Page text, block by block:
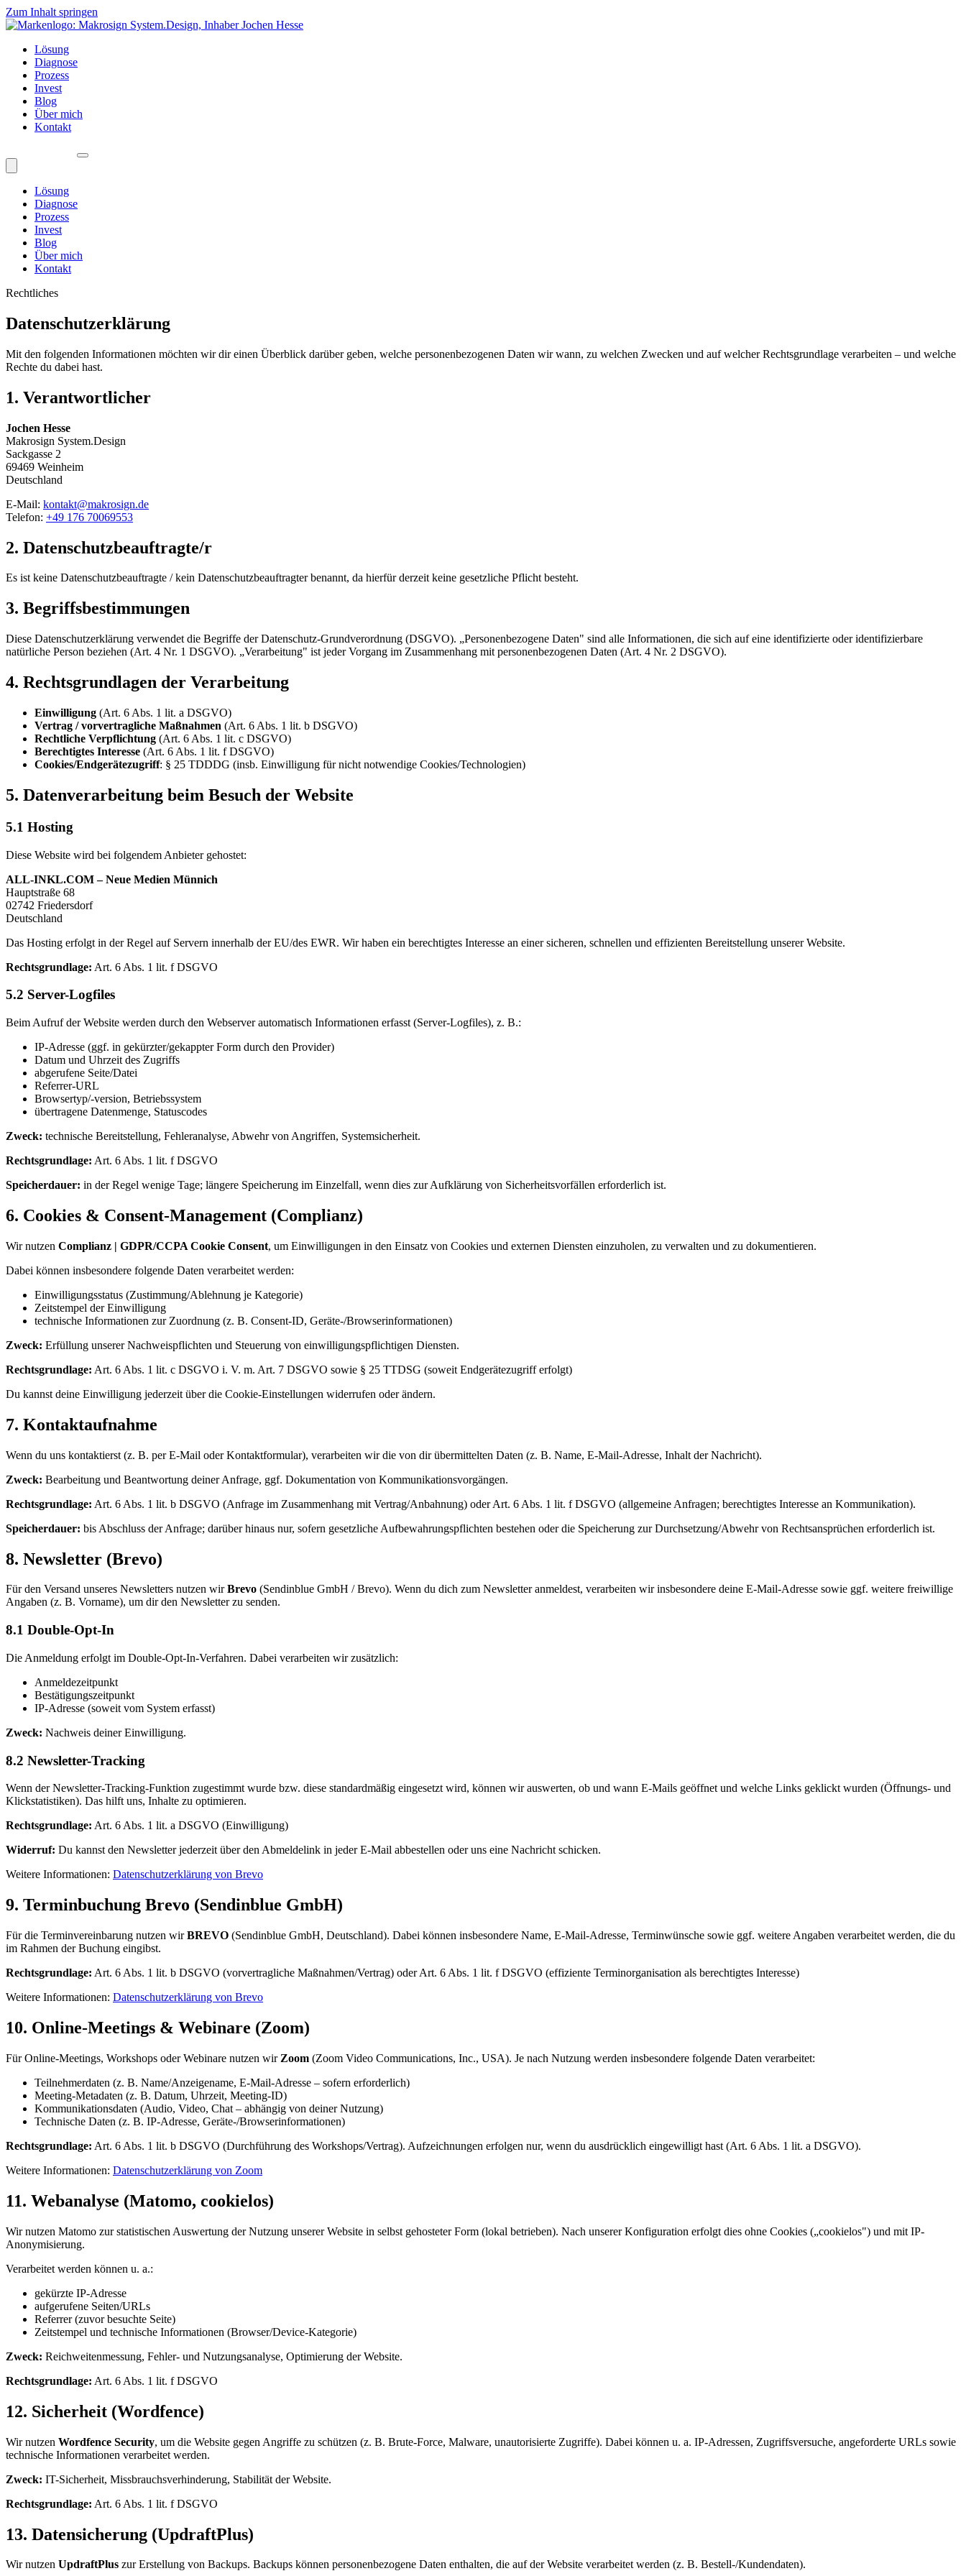
Zum Inhalt springen
Lösung
Diagnose
Prozess
Invest
Blog
Über mich
Kontakt
Lösung
Diagnose
Prozess
Invest
Blog
Über mich
Kontakt
Rechtliches
Datenschutzerklärung
Mit den folgenden Informationen möchten wir dir einen Überblick darüber geben, welche personenbezogenen Daten wir wann, zu welchen Zwecken und auf welcher Rechtsgrundlage verarbeiten – und welche
Rechte du dabei hast.
1. Verantwortlicher
Jochen Hesse
Makrosign System.Design
Sackgasse 2
69469 Weinheim
Deutschland
E-Mail: kontakt@makrosign.de
Telefon: +49 176 70069553
2. Datenschutzbeauftragte/r
Es ist keine Datenschutzbeauftragte / kein Datenschutzbeauftragter benannt, da hierfür derzeit keine gesetzliche Pflicht besteht.
3. Begriffsbestimmungen
Diese Datenschutzerklärung verwendet die Begriffe der Datenschutz-Grundverordnung (DSGVO). „Personenbezogene Daten" sind alle Informationen, die sich auf eine identifizierte oder identifizierbare
natürliche Person beziehen (Art. 4 Nr. 1 DSGVO). „Verarbeitung" ist jeder Vorgang im Zusammenhang mit personenbezogenen Daten (Art. 4 Nr. 2 DSGVO).
4. Rechtsgrundlagen der Verarbeitung
Einwilligung (Art. 6 Abs. 1 lit. a DSGVO)
Vertrag / vorvertragliche Maßnahmen (Art. 6 Abs. 1 lit. b DSGVO)
Rechtliche Verpflichtung (Art. 6 Abs. 1 lit. c DSGVO)
Berechtigtes Interesse (Art. 6 Abs. 1 lit. f DSGVO)
Cookies/Endgerätezugriff: § 25 TDDDG (insb. Einwilligung für nicht notwendige Cookies/Technologien)
5. Datenverarbeitung beim Besuch der Website
5.1 Hosting
Diese Website wird bei folgendem Anbieter gehostet:
ALL-INKL.COM – Neue Medien Münnich
Hauptstraße 68
02742 Friedersdorf
Deutschland
Das Hosting erfolgt in der Regel auf Servern innerhalb der EU/des EWR. Wir haben ein berechtigtes Interesse an einer sicheren, schnellen und effizienten Bereitstellung unserer Website.
Rechtsgrundlage: Art. 6 Abs. 1 lit. f DSGVO
5.2 Server-Logfiles
Beim Aufruf der Website werden durch den Webserver automatisch Informationen erfasst (Server-Logfiles), z. B.:
IP-Adresse (ggf. in gekürzter/gekappter Form durch den Provider)
Datum und Uhrzeit des Zugriffs
abgerufene Seite/Datei
Referrer-URL
Browsertyp/-version, Betriebssystem
übertragene Datenmenge, Statuscodes
Zweck: technische Bereitstellung, Fehleranalyse, Abwehr von Angriffen, Systemsicherheit.
Rechtsgrundlage: Art. 6 Abs. 1 lit. f DSGVO
Speicherdauer: in der Regel wenige Tage; längere Speicherung im Einzelfall, wenn dies zur Aufklärung von Sicherheitsvorfällen erforderlich ist.
6. Cookies & Consent-Management (Complianz)
Wir nutzen Complianz | GDPR/CCPA Cookie Consent, um Einwilligungen in den Einsatz von Cookies und externen Diensten einzuholen, zu verwalten und zu dokumentieren.
Dabei können insbesondere folgende Daten verarbeitet werden:
Einwilligungsstatus (Zustimmung/Ablehnung je Kategorie)
Zeitstempel der Einwilligung
technische Informationen zur Zuordnung (z. B. Consent-ID, Geräte-/Browserinformationen)
Zweck: Erfüllung unserer Nachweispflichten und Steuerung von einwilligungspflichtigen Diensten.
Rechtsgrundlage: Art. 6 Abs. 1 lit. c DSGVO i. V. m. Art. 7 DSGVO sowie § 25 TTDSG (soweit Endgerätezugriff erfolgt)
Du kannst deine Einwilligung jederzeit über die Cookie-Einstellungen widerrufen oder ändern.
7. Kontaktaufnahme
Wenn du uns kontaktierst (z. B. per E-Mail oder Kontaktformular), verarbeiten wir die von dir übermittelten Daten (z. B. Name, E-Mail-Adresse, Inhalt der Nachricht).
Zweck: Bearbeitung und Beantwortung deiner Anfrage, ggf. Dokumentation von Kommunikationsvorgängen.
Rechtsgrundlage: Art. 6 Abs. 1 lit. b DSGVO (Anfrage im Zusammenhang mit Vertrag/Anbahnung) oder Art. 6 Abs. 1 lit. f DSGVO (allgemeine Anfragen; berechtigtes Interesse an Kommunikation).
Speicherdauer: bis Abschluss der Anfrage; darüber hinaus nur, sofern gesetzliche Aufbewahrungspflichten bestehen oder die Speicherung zur Durchsetzung/Abwehr von Rechtsansprüchen erforderlich ist.
8. Newsletter (Brevo)
Für den Versand unseres Newsletters nutzen wirBrevo (Sendinblue GmbH / Brevo). Wenn du dich zum Newsletter anmeldest, verarbeiten wir insbesondere deine E-Mail-Adresse sowie ggf. weitere freiwillige
Angaben (z. B. Vorname), um dir den Newsletter zu senden.
8.1 Double-Opt-In
Die Anmeldung erfolgt im Double-Opt-In-Verfahren. Dabei verarbeiten wir zusätzlich:
Anmeldezeitpunkt
Bestätigungszeitpunkt
IP-Adresse (soweit vom System erfasst)
Zweck: Nachweis deiner Einwilligung.
8.2 Newsletter-Tracking
Wenn der Newsletter-Tracking-Funktion zugestimmt wurde bzw. diese standardmäßig eingesetzt wird, können wir auswerten, ob und wann E-Mails geöffnet und welche Links geklickt wurden (Öffnungs- und
Klickstatistiken). Das hilft uns, Inhalte zu optimieren.
Rechtsgrundlage: Art. 6 Abs. 1 lit. a DSGVO (Einwilligung)
Widerruf: Du kannst den Newsletter jederzeit über den Abmeldelink in jeder E-Mail abbestellen oder uns eine Nachricht schicken.
Weitere Informationen: Datenschutzerklärung von Brevo
9. Terminbuchung Brevo (Sendinblue GmbH)
Für die Terminvereinbarung nutzen wirBREVO (Sendinblue GmbH, Deutschland). Dabei können insbesondere Name, E-Mail-Adresse, Terminwünsche sowie ggf. weitere Angaben verarbeitet werden, die du
im Rahmen der Buchung eingibst.
Rechtsgrundlage: Art. 6 Abs. 1 lit. b DSGVO (vorvertragliche Maßnahmen/Vertrag) oder Art. 6 Abs. 1 lit. f DSGVO (effiziente Terminorganisation als berechtigtes Interesse)
Weitere Informationen: Datenschutzerklärung von Brevo
10. Online-Meetings & Webinare (Zoom)
Für Online-Meetings, Workshops oder Webinare nutzen wir Zoom (Zoom Video Communications, Inc., USA). Je nach Nutzung werden insbesondere folgende Daten verarbeitet:
Teilnehmerdaten (z. B. Name/Anzeigename, E-Mail-Adresse – sofern erforderlich)
Meeting-Metadaten (z. B. Datum, Uhrzeit, Meeting-ID)
Kommunikationsdaten (Audio, Video, Chat – abhängig von deiner Nutzung)
Technische Daten (z. B. IP-Adresse, Geräte-/Browserinformationen)
Rechtsgrundlage: Art. 6 Abs. 1 lit. b DSGVO (Durchführung des Workshops/Vertrag). Aufzeichnungen erfolgen nur, wenn du ausdrücklich eingewilligt hast (Art. 6 Abs. 1 lit. a DSGVO).
Weitere Informationen: Datenschutzerklärung von Zoom
11. Webanalyse (Matomo, cookielos)
Wir nutzen Matomo zur statistischen Auswertung der Nutzung unserer Website in selbst gehosteter Form (lokal betrieben). Nach unserer Konfiguration erfolgt dies ohne Cookies („cookielos") und mit IP-
Anonymisierung.
Verarbeitet werden können u. a.:
gekürzte IP-Adresse
aufgerufene Seiten/URLs
Referrer (zuvor besuchte Seite)
Zeitstempel und technische Informationen (Browser/Device-Kategorie)
Zweck: Reichweitenmessung, Fehler- und Nutzungsanalyse, Optimierung der Website.
Rechtsgrundlage: Art. 6 Abs. 1 lit. f DSGVO
12. Sicherheit (Wordfence)
Wir nutzen Wordfence Security, um die Website gegen Angriffe zu schützen (z. B. Brute-Force, Malware, unautorisierte Zugriffe). Dabei können u. a. IP-Adressen, Zugriffsversuche, angeforderte URLs sowie
technische Informationen verarbeitet werden.
Zweck: IT-Sicherheit, Missbrauchsverhinderung, Stabilität der Website.
Rechtsgrundlage: Art. 6 Abs. 1 lit. f DSGVO
13. Datensicherung (UpdraftPlus)
Wir nutzen UpdraftPlus zur Erstellung von Backups. Backups können personenbezogene Daten enthalten, die auf der Website verarbeitet werden (z. B. Bestell-/Kundendaten).